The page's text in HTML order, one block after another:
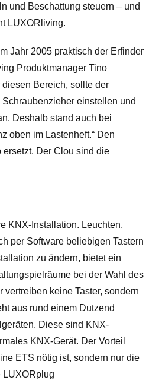
und Beschattung steuern – und
LUXORliving.
Jahr 2005 praktisch der Erfinder
Produktmanager Tino
Bereich, sollte der
einstellen und
Deshalb stand auch bei
oben im Lastenheft.“ Den
Der Clou sind die
KNX-Installation. Leuchten,
per Software beliebigen Tastern
zu ändern, bietet ein
bei der Wahl des
keine Taster, sondern
aus rund einem Dutzend
Diese sind KNX-
KNX-Gerät. Der Vorteil
ETS nötig ist, sondern nur die
LUXORplug